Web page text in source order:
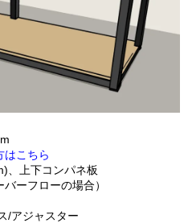
はこちら
、上下コンパネ板
ーフローの場合）
/アジャスター